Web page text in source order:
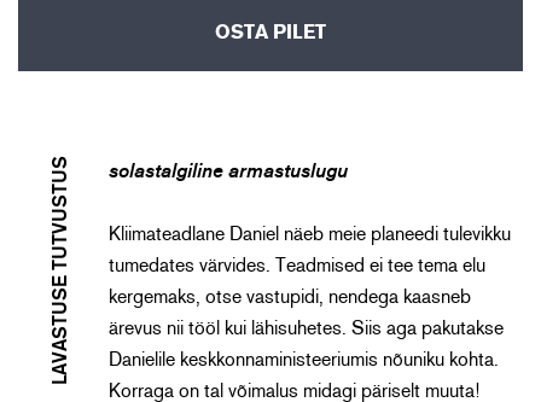
OSTA PILET
LAVASTUSE TUTVUSTUS solastalgiline armastuslugu
Kliimateadlane Daniel näeb meie planeedi tulevikku
tumedates värvides. Teadmised ei tee tema elu
kergemaks, otse vastupidi, nendega kaasneb
ärevus nii tööl kui lähisuhetes. Siis aga pakutakse
Danielile keskkonnaministeeriumis nõuniku kohta.
Korraga on tal võimalus midagi päriselt muuta!